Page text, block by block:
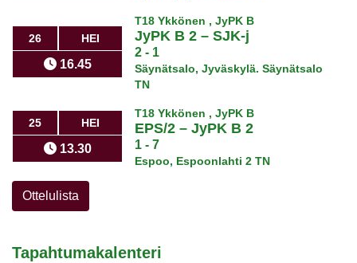
26 HEI
16.45
T18 Ykkönen , JyPK B
JyPK B 2 –SJK-j
2 - 1
Säynätsalo, Jyväskylä. Säynätsalo
TN
25 HEI
13.30
T18 Ykkönen , JyPK B
EPS/2 –JyPK B 2
1 - 7
Espoo, Espoonlahti 2 TN
Ottelulista
Tapahtumakalenteri